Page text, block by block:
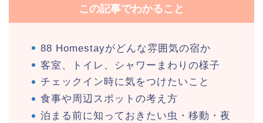
この記事でわかること
88 Homestayがどんな雰囲気の宿か
客室、トイレ、シャワーまわりの様子
チェックイン時に気をつけたいこと
食事や周辺スポットの考え方
泊まる前に知っておきたい虫・移動・夜